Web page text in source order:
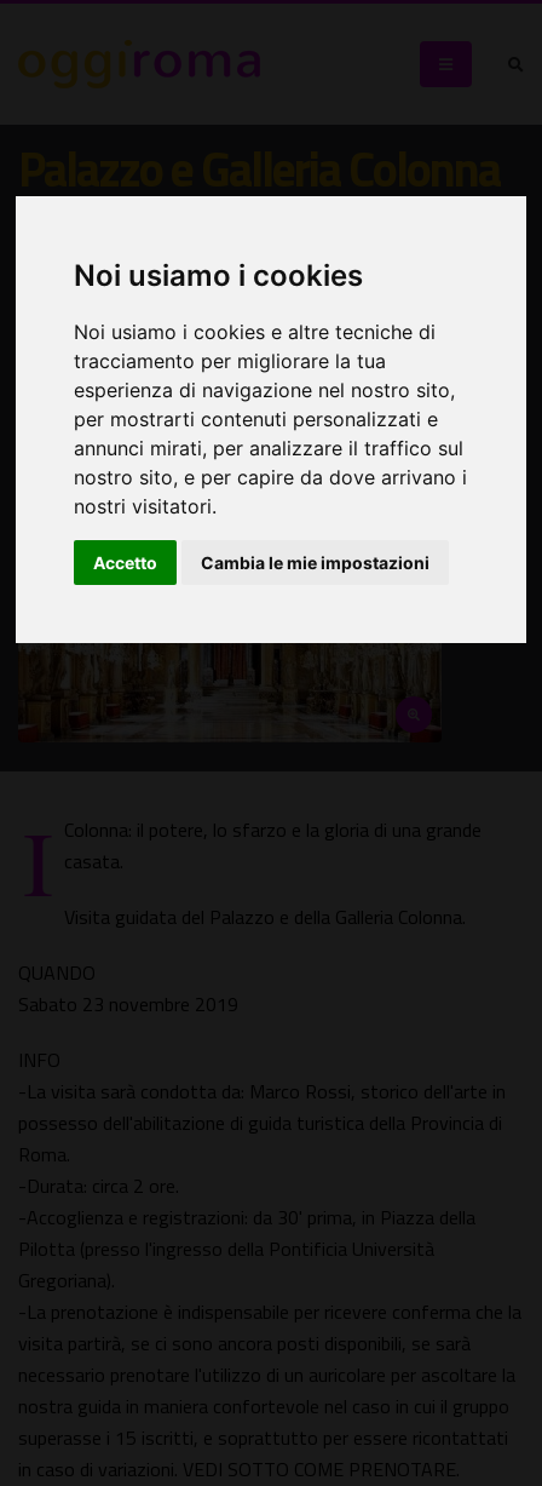
Noi usiamo i cookies
Noi usiamo i cookies e altre tecniche di
tracciamento per migliorare la tua
esperienza di navigazione nel nostro sito,
per mostrarti contenuti personalizzati e
annunci mirati, per analizzare il traffico sul
nostro sito, e per capire da dove arrivano i
nostri visitatori.
Accetto Cambia le mie impostazioni
casata
I Colonna: il potere, lo sfarzo e la gloria di una grande
casata.
Visita guidata del Palazzo e della Galleria Colonna.
QUANDO
Sabato 23 novembre 2019
INFO
-La visita sarà condotta da: Marco Rossi, storico dell'arte in
possesso dell'abilitazione di guida turistica della Provincia di
Roma.
-Durata: circa 2 ore.
-Accoglienza e registrazioni: da 30' prima, in Piazza della
Pilotta (presso l'ingresso della Pontificia Università
Gregoriana).
-La prenotazione è indispensabile per ricevere conferma che la
visita partirà, se ci sono ancora posti disponibili, se sarà
necessario prenotare l'utilizzo di un auricolare per ascoltare la
nostra guida in maniera confortevole nel caso in cui il gruppo
superasse i 15 iscritti, e soprattutto per essere ricontattati
in caso di variazioni. VEDI SOTTO COME PRENOTARE.